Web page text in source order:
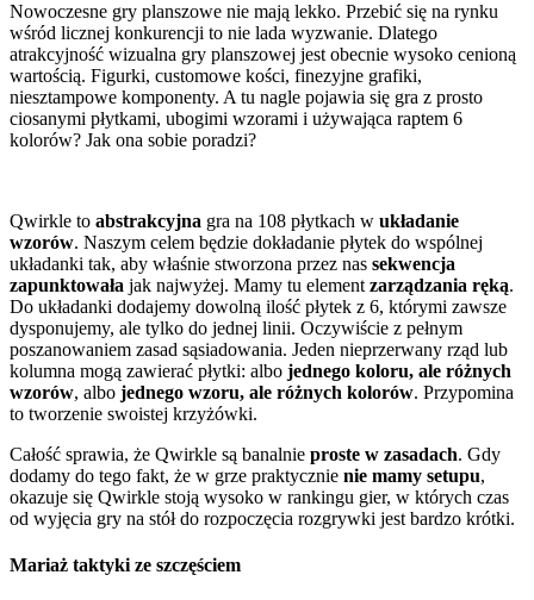
Nowoczesne gry planszowe nie mają lekko. Przebić się na rynku
wśród licznej konkurencji to nie lada wyzwanie. Dlatego
atrakcyjność wizualna gry planszowej jest obecnie wysoko cenioną
wartością. Figurki, customowe kości, finezyjne grafiki,
niesztampowe komponenty. A tu nagle pojawia się gra z prosto
ciosanymi płytkami, ubogimi wzorami i używająca raptem 6
kolorów? Jak ona sobie poradzi?
Qwirkle to abstrakcyjna gra na 108 płytkach w układanie
wzorów. Naszym celem będzie dokładanie płytek do wspólnej
układanki tak, aby właśnie stworzona przez nas sekwencja
zapunktowała jak najwyżej. Mamy tu element zarządzania ręką.
Do układanki dodajemy dowolną ilość płytek z 6, którymi zawsze
dysponujemy, ale tylko do jednej linii. Oczywiście z pełnym
poszanowaniem zasad sąsiadowania. Jeden nieprzerwany rząd lub
kolumna mogą zawierać płytki: albo jednego koloru, ale różnych
wzorów, albo jednego wzoru, ale różnych kolorów. Przypomina
to tworzenie swoistej krzyżówki.
Całość sprawia, że Qwirkle są banalnie proste w zasadach. Gdy
dodamy do tego fakt, że w grze praktycznie nie mamy setupu,
okazuje się Qwirkle stoją wysoko w rankingu gier, w których czas
od wyjęcia gry na stół do rozpoczęcia rozgrywki jest bardzo krótki.
Mariaż taktyki ze szczęściem